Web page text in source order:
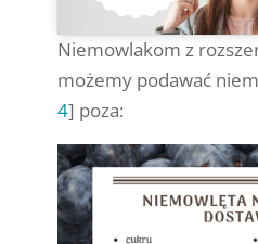
Niemowlakom z
możemy podawać
4] poza: